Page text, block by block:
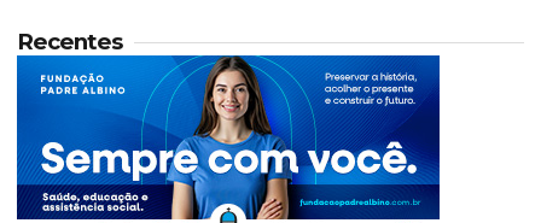
Recentes